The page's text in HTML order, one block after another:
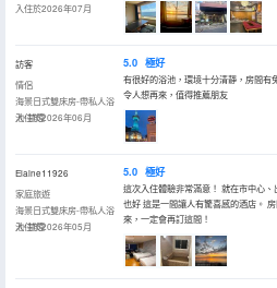
入住於2026年07月
訪客
情侶
海景日式雙床房-帶私人浴
池-禁煙
入住於2026年06月
5.0 極好
有很好的浴池，環境十分清靜，房間有
令人想再來，值得推薦朋友
Elaine11926
家庭旅遊
海景日式雙床房-帶私人浴
池-禁煙
入住於2026年05月
5.0 極好
這次入住體驗非常滿意！ 就在市中心
也好 這是一間讓人有驚喜感的酒店。
來，一定會再訂這間！